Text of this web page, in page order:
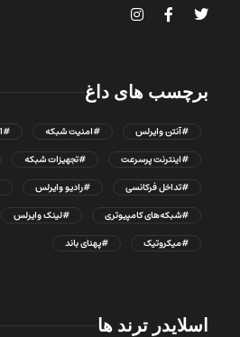
برچسب های داغ
#آنتن وایرلس #امنیت شبکه
#اینترنت پرسرعت
#تجهیزات شبکه
#تداخل فرکانسی
#رادیو وایرلس
#شبکه‌های کامپیوتری
#لینک وایرلس
#میکروتیک
#پهنای باند
اسلایدر ترند ها